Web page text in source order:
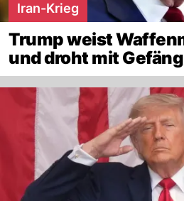
Iran-Krieg
Trump weist
und droht mit